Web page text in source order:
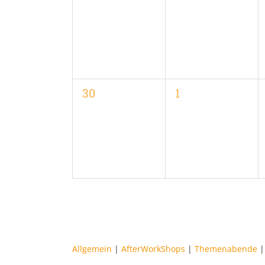
0
30
0
1
Allgemein | AfterWorkShops | Themenabende |